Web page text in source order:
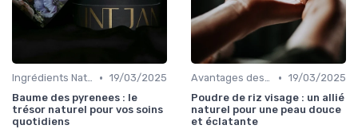
Ingrédients Naturels et Leurs Propriétés • 19/03/2025
Baume des pyrenees : le
trésor naturel pour vos soins
quotidiens
Avantages des Cosmétiques Bio • 19/03/2025
Poudre de riz visage : un allié
naturel pour une peau douce
et éclatante